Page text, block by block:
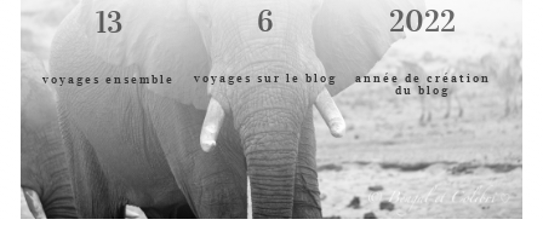
13
voyages ensemble
6
voyages sur le blog
2022
année de création
du blog